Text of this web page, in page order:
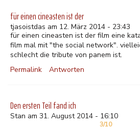
für einen cineasten ist der
tjasoistdas am 12. März 2014 - 23:43
für einen cineasten ist der film eine
film mal mit "the social network".
schlecht die tribute von panem ist.
Permalink
Antworten
Den ersten Teil fand ich
Stan am 31. August 2014 - 16:10
3/10